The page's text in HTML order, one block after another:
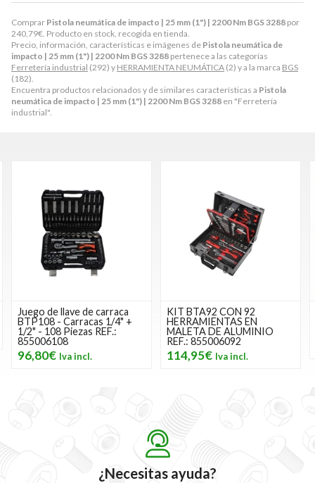
Comprar Pistola neumática de impacto | 25 mm (1") | 2200 Nm BGS 3288 por
240,79€. Producto en stock, recogida en tienda.
Precio, información, características e imágenes de Pistola neumática de
impacto | 25 mm (1") | 2200 Nm BGS 3288 pertenece a las categorías
Ferretería industrial (292) y HERRAMIENTA NEUMÁTICA (2) y a la marca BGS
(182).
Encuentra productos relacionados y de similares características a Pistola
neumática de impacto | 25 mm (1") | 2200 Nm BGS 3288 en "Ferretería
industrial".
Juego de llave de carraca
BTP108 - Carracas 1/4" +
1/2" - 108 Piezas REF.:
855006108
96,80€
KIT BTA92 CON 92
HERRAMIENTAS EN
MALETA DE ALUMINIO
REF.: 855006092
114,95€
¿Necesitas ayuda?